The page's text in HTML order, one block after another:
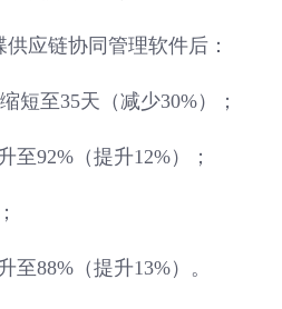
应链协同管理软件后：
短至35天（减少30%）；
至92%（提升12%）；
至88%（提升13%）。